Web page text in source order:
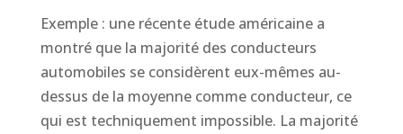
Exemple : une récente étude américaine a
montré que la majorité des conducteurs
automobiles se considèrent eux-mêmes au-
dessus de la moyenne comme conducteur, ce
qui est techniquement impossible. La majorité